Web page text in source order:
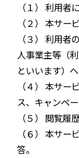
（１） 利用者
（２） 本サー
（３） 利用
人事業主等（
といいます）
（４） 本サ
ス、キャンペ
（５） 閲覧履
（６） 本サ
答。